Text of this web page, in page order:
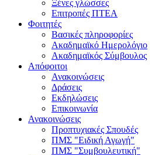
Ξένες γλώσσες
Επιτροπές ΠΤΕΑ
Φοιτητές
Βασικές πληροφορίες
Ακαδημαϊκό Ημερολόγιο
Ακαδημαϊκός Σύμβουλος
Απόφοιτοι
Ανακοινώσεις
Δράσεις
Εκδηλώσεις
Επικοινωνία
Ανακοινώσεις
Προπτυχιακές Σπουδές
ΠΜΣ "Ειδική Αγωγή"
ΠΜΣ "Συμβουλευτική"